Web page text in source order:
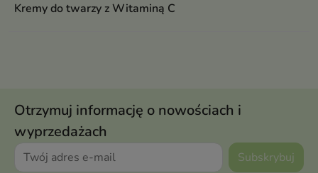
Kremy do twarzy z Witaminą C
Otrzymuj informację o nowościach i
wyprzedażach